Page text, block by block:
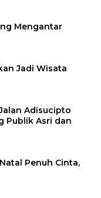
Mengantar
Jadi Wisata
Adisucipto
Publik Asri dan
Penuh Cinta,